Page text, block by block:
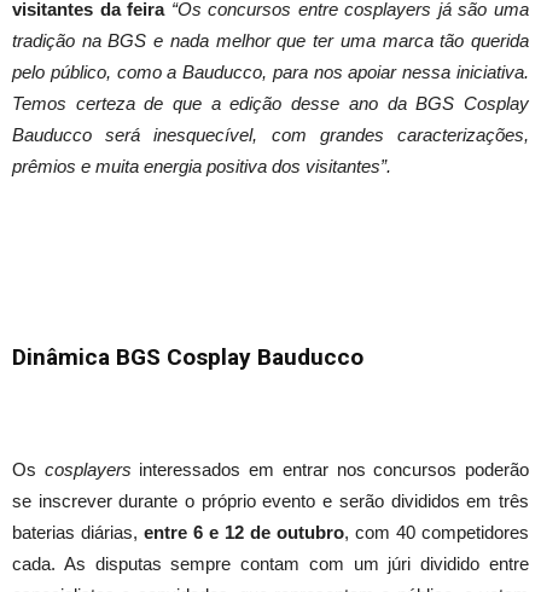
visitantes da feira “Os concursos entre cosplayers já são uma
tradição na BGS e nada melhor que ter uma marca tão querida
pelo público, como a Bauducco, para nos apoiar nessa iniciativa.
Temos certeza de que a edição desse ano da BGS Cosplay
Bauducco será inesquecível, com grandes caracterizações,
prêmios e muita energia positiva dos visitantes”.
Dinâmica BGS Cosplay Bauducco
Os cosplayers interessados em entrar nos concursos poderão
se inscrever durante o próprio evento e serão divididos em três
baterias diárias, entre 6 e 12 de outubro, com 40 competidores
cada. As disputas sempre contam com um júri dividido entre